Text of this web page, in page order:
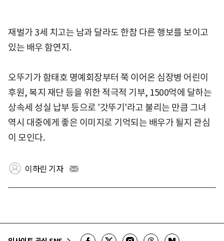
재벌가 3세 치고는 남과 달라도 한참 다른 행보를 보이고
있는 배우 함연지.
오뚜기가 함태호 명예회장부터 쭉 이어온 심장병 어린이
후원, 복지 재단 등을 위한 적극적 기부, 1500억에 달하는
상속세 성실 납부 등으로 '갓뚜기'라고 불리는 만큼 그녀
역시 대중에게 좋은 이미지로 기억되는 배우가 될지 관심
이 모인다.
이하린 기자